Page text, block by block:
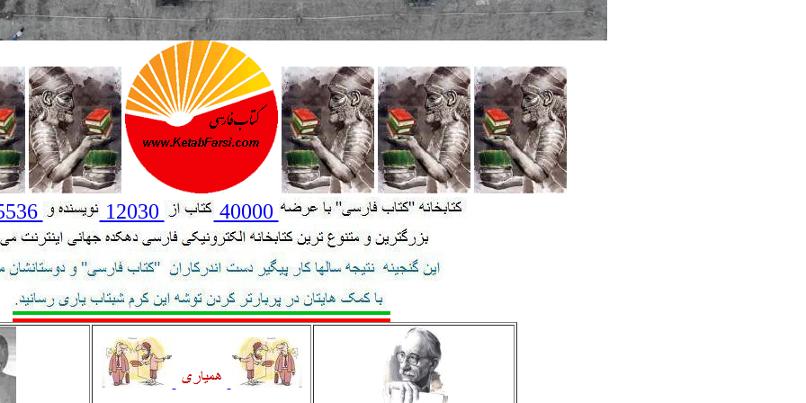
12030 40000